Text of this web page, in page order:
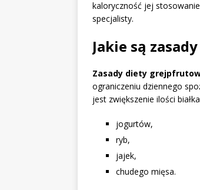
kaloryczność jej
specjalisty.
Jakie są
Zasady diety
ograniczeniu dziennego
jest zwiększenie ilości
jogurtów,
ryb,
jajek,
chudego mięsa.